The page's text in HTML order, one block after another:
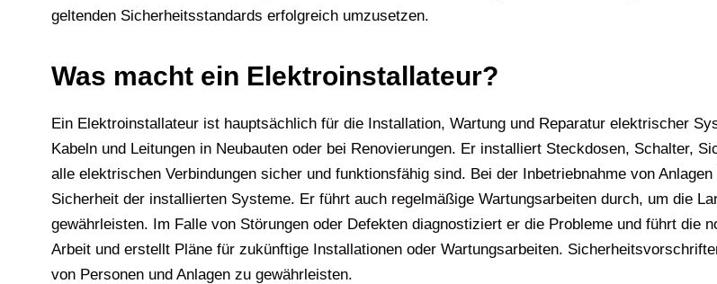
geltenden Sicherheitsstandards erfolgreich umzusetzen.
Was macht ein Elektroinstallateur?
Ein Elektroinstallateur ist hauptsächlich für die Installation, Wartung und Reparatur elektrischer
Kabeln und Leitungen in Neubauten oder bei Renovierungen. Er installiert Steckdosen, Schalter,
alle elektrischen Verbindungen sicher und funktionsfähig sind. Bei der Inbetriebnahme von
Sicherheit der installierten Systeme. Er führt auch regelmäßige Wartungsarbeiten durch, um die
gewährleisten. Im Falle von Störungen oder Defekten diagnostiziert er die Probleme und führt die
Arbeit und erstellt Pläne für zukünftige Installationen oder Wartungsarbeiten.
von Personen und Anlagen zu gewährleisten.